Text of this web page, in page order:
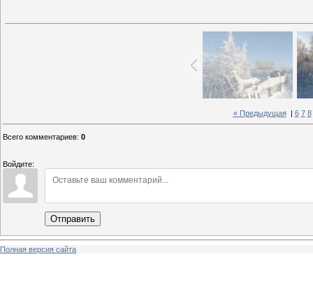
« Предыдущая| 6 7 8
Всего комментариев: 0
Войдите:
Отправить
Полная версия сайта